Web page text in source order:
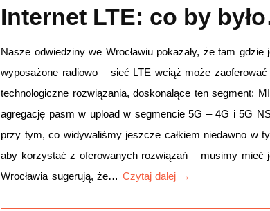
Internet LTE: co by
Nasze odwiedziny we Wrocławiu pokazały, że tam
wyposażone radiowo – sieć LTE wciąż może
technologiczne rozwiązania, doskonalące ten segment:
agregację pasm w upload w segmencie 5G – 4G i 5G
przy tym, co widywaliśmy jeszcze całkiem niedawno w
aby korzystać z oferowanych rozwiązań – musimy mieć
Wrocławia sugerują, że… Czytaj dalej →